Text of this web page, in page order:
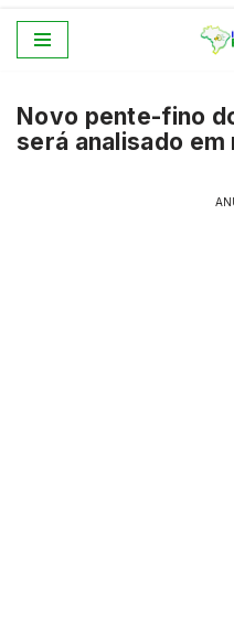
o
conteúdo
Novo pente-fino
será analisado em